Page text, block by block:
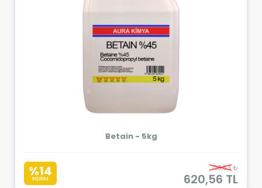
Betain - 5kg
%14
İNDİRİM
718,53 ₺
620,56 TL